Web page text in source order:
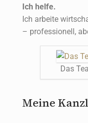
Ich helfe.
Ich arbeite
– professionell,
Das
Meine